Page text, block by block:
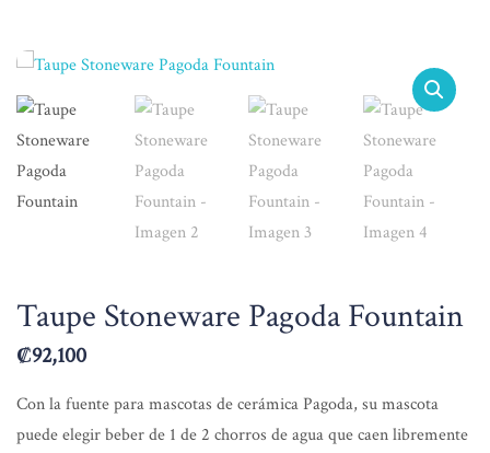
Taupe Stoneware Pagoda Fountain
₡92,100
Con la fuente para mascotas de cerámica Pagoda, su mascota
puede elegir beber de 1 de 2 chorros de agua que caen libremente